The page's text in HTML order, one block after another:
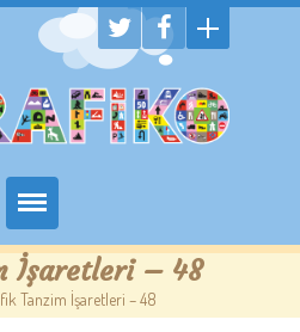
İşaretleri – 48
Tanzim İşaretleri – 48